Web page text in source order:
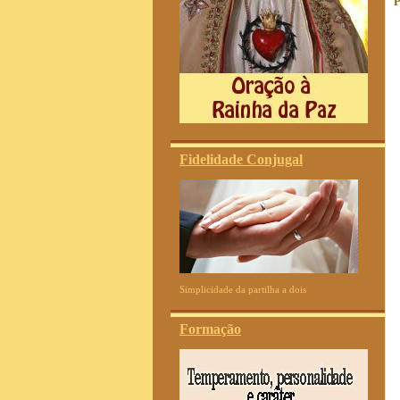
Fidelidade Conjugal
Simplicidade da partilha a dois
Formação